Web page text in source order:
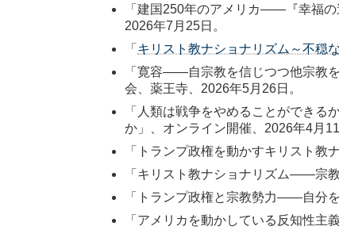
「建国250年のアメリカ――『幸福の
2026年7月25日。
「 キリスト教ナショナリズム～不穏
「寛容――自宗教を信じつつ他宗教
会、薬王寺、2026年5月26日。
「人類は戦争をやめることができ
か」、オンライン開催、2026年4月11
「トランプ政権を動かすキリスト教
「キリスト教ナショナリズム――宗
「トランプ政権と宗教勢力――自分
「アメリカを動かしている反知性主